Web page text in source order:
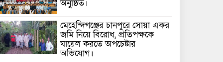
অনুষ্ঠিত।
মেহেন্দিগঞ্জের চানপুরে সোয়া একর
জমি নিয়ে বিরোধ, প্রতিপক্ষকে
ঘায়েল করতে অপচেষ্টার
অভিযোগ।